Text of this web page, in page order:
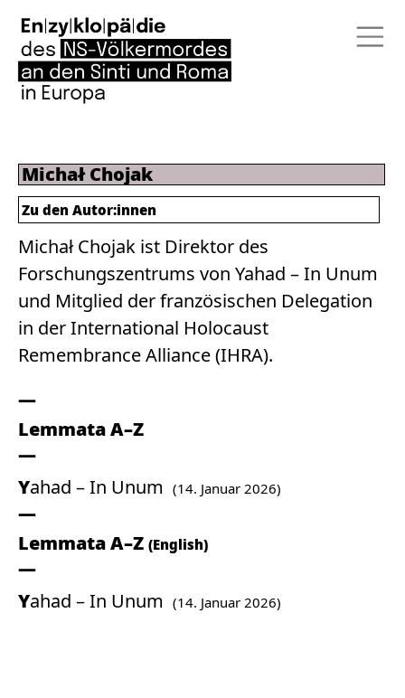
Michał Chojak
Michał Chojak ist Direktor des
Forschungszentrums von Yahad – In Unum
und Mitglied der französischen Delegation
in der International Holocaust
Remembrance Alliance (IHRA).
Lemmata A–Z
Yahad – In Unum (14. Januar 2026)
Lemmata A–Z (English)
Yahad – In Unum (14. Januar 2026)
Zu den Autor:innen